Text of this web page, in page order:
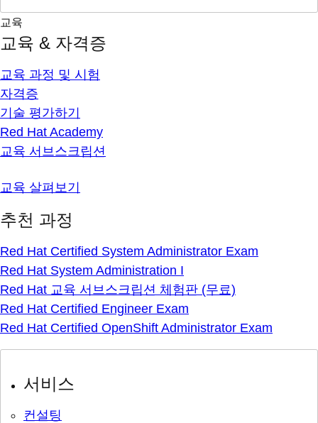
교육
교육 & 자격증
교육 과정 및 시험
자격증
기술 평가하기
Red Hat Academy
교육 서브스크립션
교육 살펴보기
추천 과정
Red Hat Certified System Administrator Exam
Red Hat System Administration I
Red Hat 교육 서브스크립션 체험판 (무료)
Red Hat Certified Engineer Exam
Red Hat Certified OpenShift Administrator Exam
서비스
컨설팅